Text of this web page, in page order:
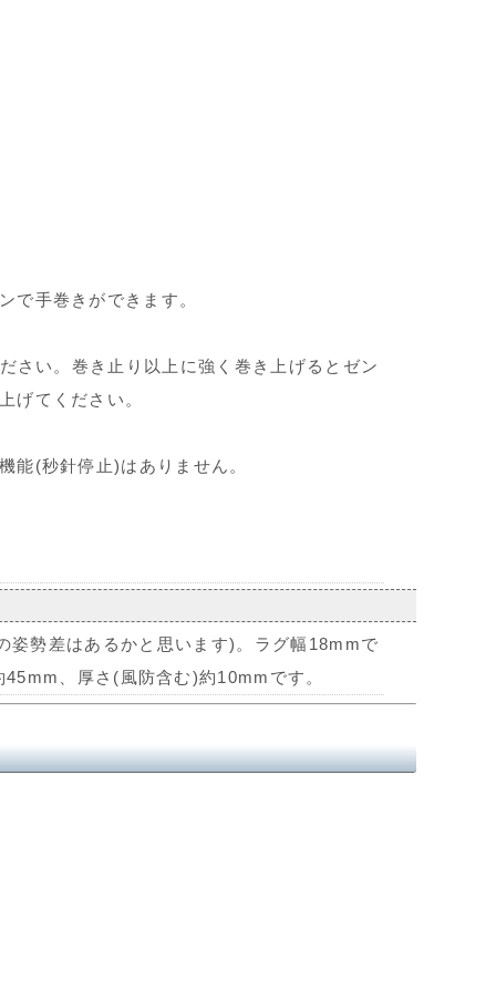
で手巻きができます。
さい。巻き止り以上に強く巻き上げるとゼン
げてください。
能(秒針停止)はありません。
姿勢差はあるかと思います)。ラグ幅18mmで
、厚さ(風防含む)約10mmです。